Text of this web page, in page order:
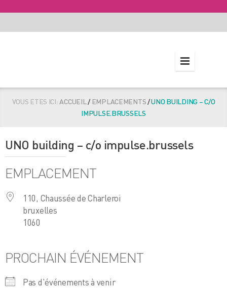
VOUS ETES ICI:ACCUEIL/EMPLACEMENTS/UNO BUILDING – C/O
IMPULSE.BRUSSELS
UNO building – c/o impulse.brussels
EMPLACEMENT
110, Chaussée de Charleroi
bruxelles
1060
PROCHAIN ÉVÉNEMENT
Pas d'événements à venir